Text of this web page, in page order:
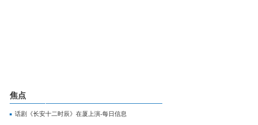
焦点
话剧《长安十二时辰》在厦上演-每日信息